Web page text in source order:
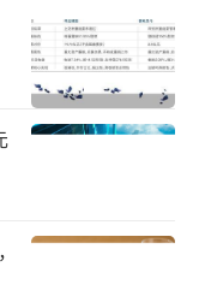
的炎症性皮肤
同的疾病驱动
4Rα触发Th2介
痒和随后的抓
久的、无症状
到最常见的炎